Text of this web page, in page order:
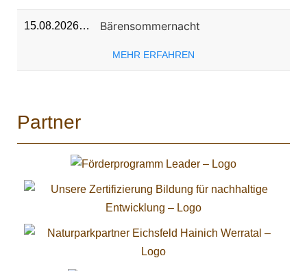
15.08.2026… Bärensommernacht
MEHR ERFAHREN
Partner